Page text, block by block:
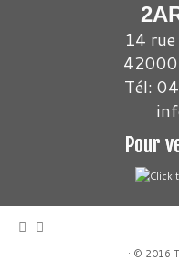
14
Tél:
Pour
· © 2016